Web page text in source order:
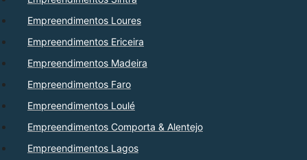
Empreendimentos Loures
Empreendimentos Ericeira
Empreendimentos Madeira
Empreendimentos Faro
Empreendimentos Loulé
Empreendimentos Comporta & Alentejo
Empreendimentos Lagos